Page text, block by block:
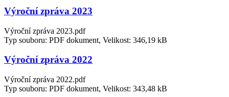
Výroční zpráva 2023
Výroční zpráva 2023.pdf
Typ souboru: PDF dokument, Velikost: 346,19 kB
Výroční zpráva 2022
Výroční zpráva 2022.pdf
Typ souboru: PDF dokument, Velikost: 343,48 kB